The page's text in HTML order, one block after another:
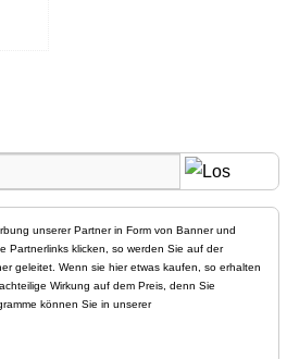
unserer Partner in Form von Banner und
Partnerlinks klicken, so werden Sie auf der
geleitet. Wenn sie hier etwas kaufen, so erhalten
Wirkung auf dem Preis, denn Sie
können Sie in unserer